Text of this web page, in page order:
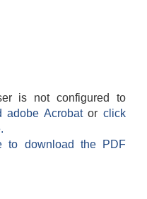
is not configured to
adobe Acrobatorclick
to download the PDF